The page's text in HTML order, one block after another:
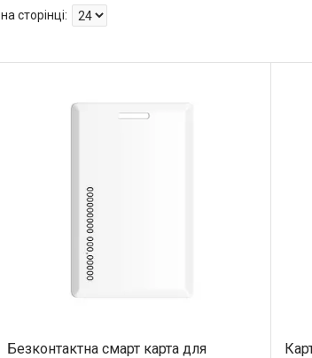
Безконтактна смарт карта для